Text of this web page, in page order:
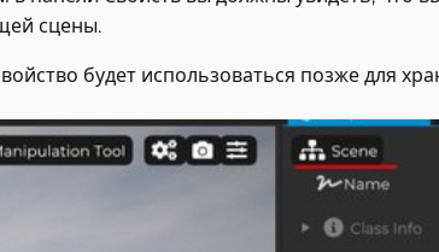
сцены.
будет использоваться позже для